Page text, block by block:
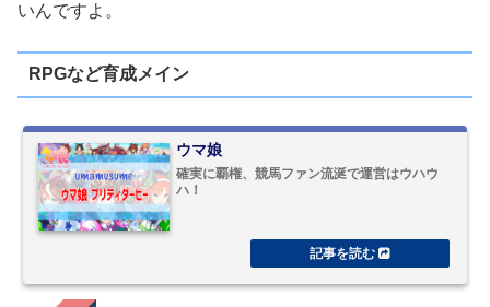
いんですよ。
RPGなど育成メイン
ウマ娘
確実に覇権、競馬ファン流涎で運営はウハウ
ハ！